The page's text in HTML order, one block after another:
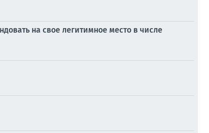
на свое легитимное место в числе